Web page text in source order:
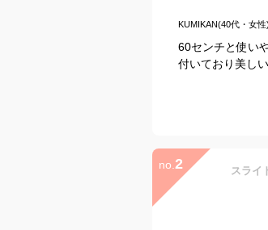
KUMIKAN(40代・女性)
60センチと使い
付いており美し
no. 2